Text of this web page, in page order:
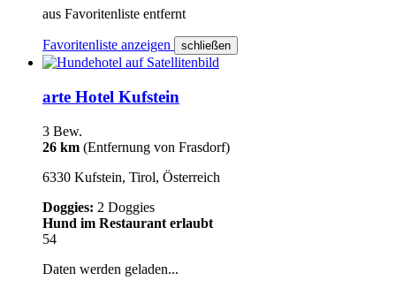
aus Favoritenliste entfernt
Favoritenliste anzeigen schließen
arte Hotel Kufstein
3 Bew.
26 km (Entfernung von Frasdorf)
6330 Kufstein, Tirol, Österreich
Doggies: 2 Doggies
Hund im Restaurant erlaubt
54
Daten werden geladen...